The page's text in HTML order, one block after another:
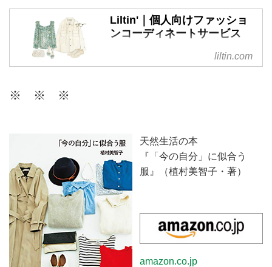
Liltin'｜個人向けファッショ
ンコーディネートサービス
リルティンは、個人の方が日頃の
ファッションに関するお悩みを相
しむお手伝いをいたします。
liltin.com
※ ※ ※
天然生活の本
『「今の自分」に似合う
服』（植村美智子・著）
amazon.co.jp